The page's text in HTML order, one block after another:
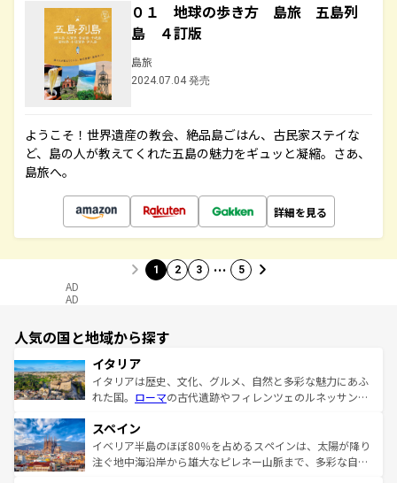
０１ 地球の歩き方 島旅 五島列
島 ４訂版
島旅
2024.07.04 発売
ようこそ！世界遺産の教会、絶品島ごはん、古民家ステイな
ど、島の人が教えてくれた五島の魅力をギュッと凝縮。さあ、
島旅へ。
詳細を見る
1 2 3 … 5
AD
AD
人気の国と地域から探す
イタリア
イタリアは歴史、文化、グルメ、自然と多彩な魅力にあふ
れた国。 ローマの古代遺跡やフィレンツェのルネッサンス
ろん、トスカーナの美しい田園風景やアマルフィ海岸の絶
景など、自然景観も見逃せない。観光の合間には、本場の
ピザやパスタなど、絶品のイタリア料理を堪能することも
スペイン
イベリア半島のほぼ80％を占めるスペインは、太陽が降り
注ぐ地中海沿岸から雄大なピレネー山脈まで、多彩な自然